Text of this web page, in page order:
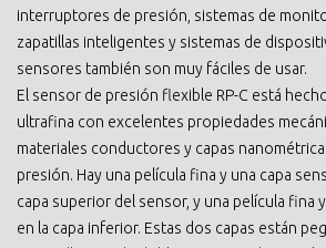
interruptores de presión, sistemas de
zapatillas inteligentes y sistemas de
sensores también son muy fáciles de usar.
El sensor de presión flexible RP-C está
ultrafina con excelentes propiedades
materiales conductores y capas
presión. Hay una película fina y una capa
capa superior del sensor, y una película
en la capa inferior. Estas dos capas están